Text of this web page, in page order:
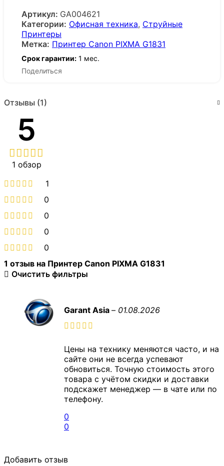
Артикул: GA004621
Категории: Офисная техника, Струйные
Принтеры
Метка: Принтер Canon PIXMA G1831
Срок гарантии: 1 мес.
Поделиться
Отзывы (1)
5
1 обзор
1
0
0
0
0
1 отзыв на Принтер Canon PIXMA G1831
Очистить фильтры
Garant Asia – 01.08.2026
Цены на технику меняются часто, и на
сайте они не всегда успевают
обновиться. Точную стоимость этого
товара с учётом скидки и доставки
подскажет менеджер — в чате или по
телефону.
0
0
Добавить отзыв